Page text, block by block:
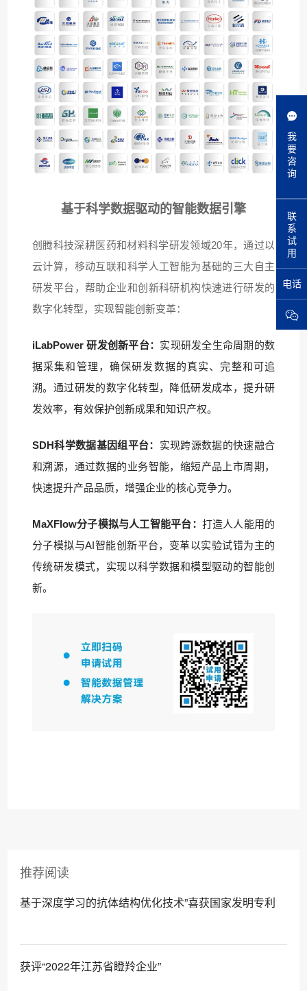
我
要
咨
询
联
系
试
用
电话
基于科学数据驱动的智能数据引擎
创腾科技深耕医药和材料科学研发领域20年，通过以
云计算，移动互联和科学人工智能为基础的三大自主
研发平台，帮助企业和创新科研机构快速进行研发的
数字化转型，实现智能创新变革：
iLabPower 研发创新平台： 实现研发全生命周期的数
据采集和管理，确保研发数据的真实、完整和可追
溯。通过研发的数字化转型，降低研发成本，提升研
发效率，有效保护创新成果和知识产权。
SDH科学数据基因组平台： 实现跨源数据的快速融合
和溯源，通过数据的业务智能，缩短产品上市周期，
快速提升产品品质，增强企业的核心竞争力。
MaXFlow分子模拟与人工智能平台： 打造人人能用的
分子模拟与AI智能创新平台，变革以实验试错为主的
传统研发模式，实现以科学数据和模型驱动的智能创
新。
推荐阅读
基于深度学习的抗体结构优化技术”喜获国家发明专利
获评“2022年江苏省瞪羚企业”